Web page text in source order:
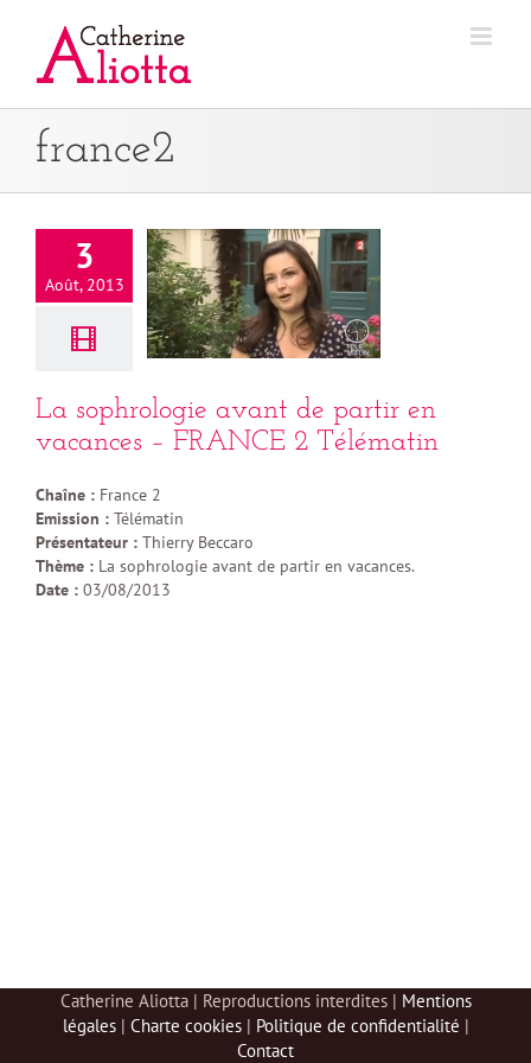
contenu
france2
3
Août, 2013
La sophrologie avant de partir en
vacances – FRANCE 2 Télématin
Chaîne : France 2
Emission : Télématin
Présentateur : Thierry Beccaro
Thème : La sophrologie avant de partir en vacances.
Date : 03/08/2013
Catherine Aliotta | Reproductions interdites | Mentions
légales| Charte cookies| Politique de confidentialité |
Contact